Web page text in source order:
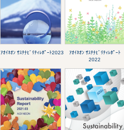
ｱｵｲﾈｵﾝ ｻｽﾃﾅﾋﾞﾘﾃｨﾚﾎﾟｰﾄ2023
ｱｵｲﾈｵﾝ ｻｽﾃﾅﾋﾞﾘﾃｨﾚﾎﾟｰﾄ
2022